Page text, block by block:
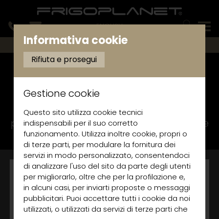
ENGLISH
ESPOSITORI REFRIGERATI PER PASTICCERIA
Espositori per pasticceria
BOUNTY
Espositori refrigerati professionali per
pasticceria con refrigerazione ventilata e
struttura in acciaio inox, vetro e plastica
Informativa cookie
Rifiuta e prosegui
Gestione cookie
Questo sito utilizza cookie tecnici
indispensabili per il suo corretto
funzionamento. Utilizza inoltre cookie, propri o
di terze parti, per modulare la fornitura dei
servizi in modo personalizzato, consentendoci
di analizzare l'uso del sito da parte degli utenti
per migliorarlo, oltre che per la profilazione e,
in alcuni casi, per inviarti proposte o messaggi
pubblicitari. Puoi accettare tutti i cookie da noi
utilizzati, o utilizzati da servizi di terze parti che